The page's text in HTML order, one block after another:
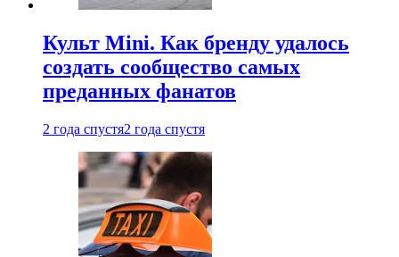
Культ Mini. Как бренду удалось
создать сообщество самых
преданных фанатов
2 года спустя2 года спустя